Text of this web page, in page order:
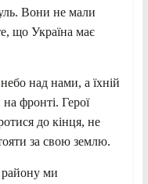
Вони не мали
що Україна має
над нами, а їхній
фронті. Герої
до кінця, не
за свою землю.
району ми